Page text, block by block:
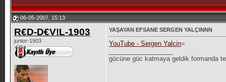
06-05-2007, 15:13
R€D-D€V!L-1903
junior-1903
YAŞAYAN EFSANE SERGEN YALÇINNN
YouTube - Sergen Yalcin=
gücüne güc katmaya geldik formanda